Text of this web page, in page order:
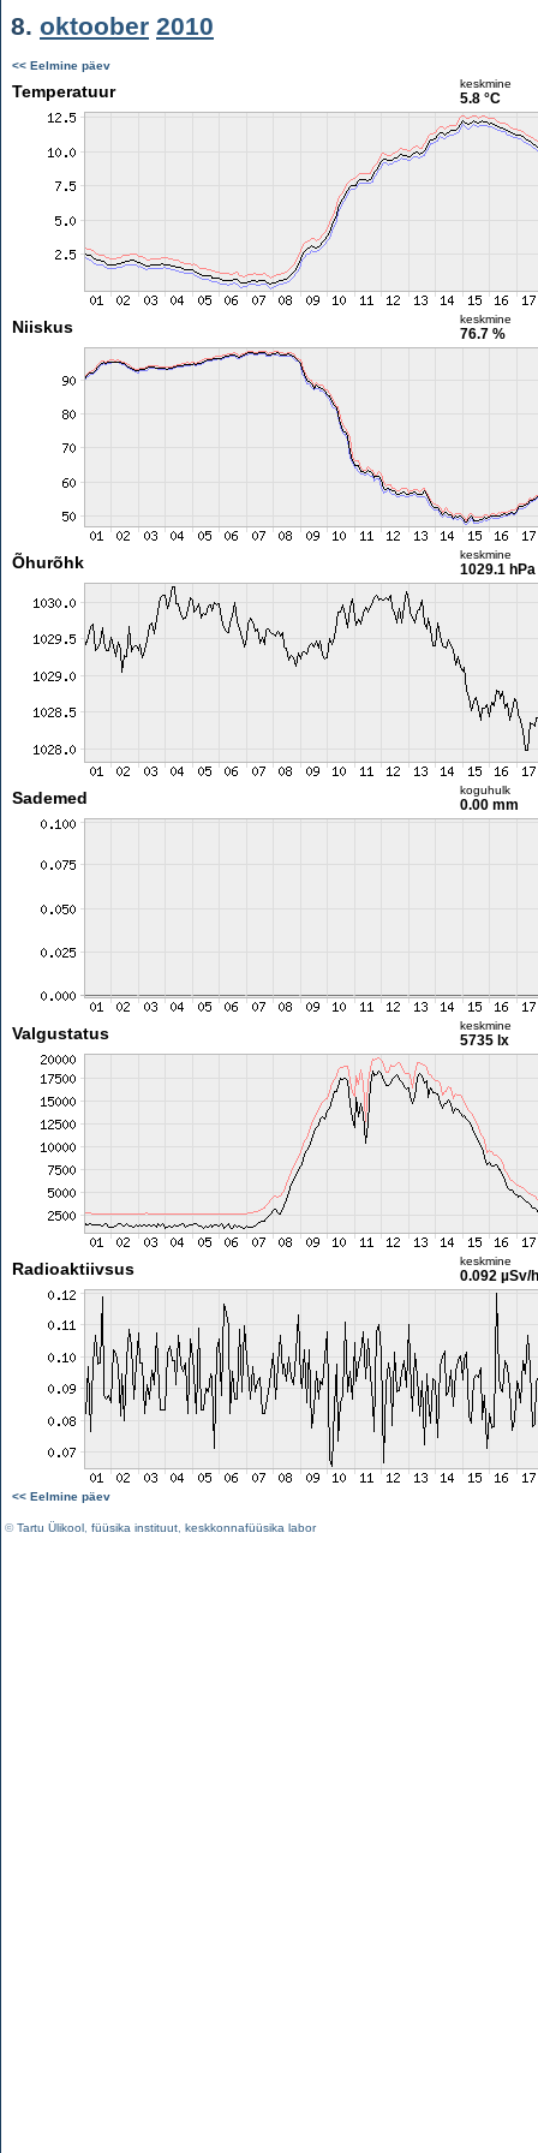
8. oktoober 2010
<< Eelmine päev
Temperatuur keskmine
5.8 °C
Niiskus keskmine
76.7 %
Õhurõhk keskmine
1029.1 hPa
Sademed koguhulk
0.00 mm
Valgustatus keskmine
5735 lx
Radioaktiivsus keskmine
0.092 µSv/h
<< Eelmine päev
©Tartu Ülikool füüsika instituut keskkonnafüüsika labor